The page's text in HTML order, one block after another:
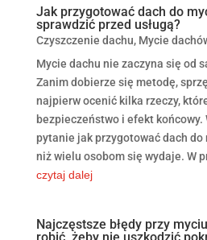
Jak przygotować dach do
sprawdzić przed usługą?
Czyszczenie dachu, Mycie
Mycie dachu nie zaczyna się od
Zanim dobierze się metodę,
najpierw ocenić kilka rzeczy,
bezpieczeństwo i efekt końcowy.
pytanie jak przygotować dach
niż wielu osobom się wydaje. W
czytaj dalej
Najczęstsze błędy przy